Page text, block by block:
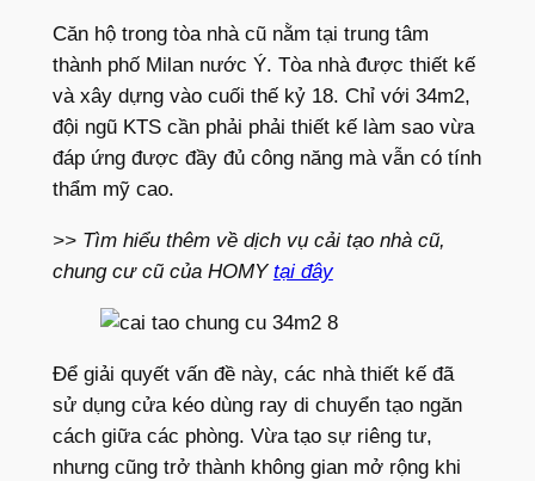
Căn hộ trong tòa nhà cũ nằm tại trung tâm
thành phố Milan nước Ý. Tòa nhà được thiết kế
và xây dựng vào cuối thế kỷ 18. Chỉ với 34m2,
đội ngũ KTS cần phải phải thiết kế làm sao vừa
đáp ứng được đầy đủ công năng mà vẫn có tính
thẩm mỹ cao.
>> Tìm hiểu thêm về dịch vụ cải tạo nhà cũ,
chung cư cũ của HOMY tại đây
Để giải quyết vấn đề này, các nhà thiết kế đã
sử dụng cửa kéo dùng ray di chuyển tạo ngăn
cách giữa các phòng. Vừa tạo sự riêng tư,
nhưng cũng trở thành không gian mở rộng khi